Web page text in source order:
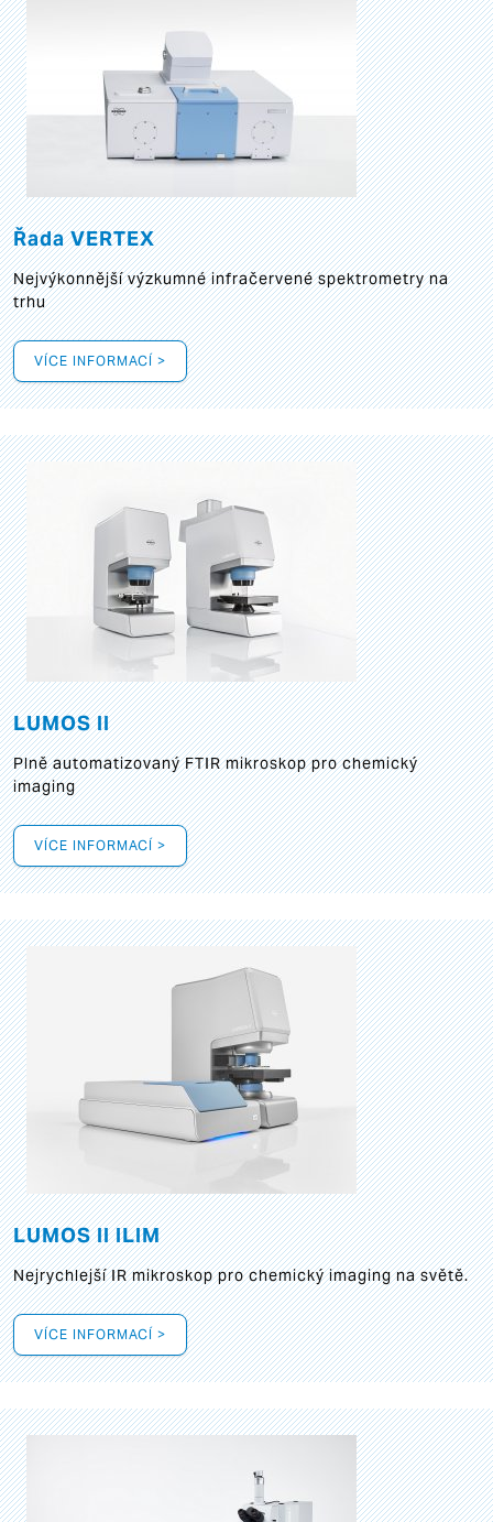
Řada VERTEX
Nejvýkonnější výzkumné infračervené spektrometry na
trhu
VÍCE INFORMACÍ >
LUMOS II
Plně automatizovaný FTIR mikroskop pro chemický
imaging
VÍCE INFORMACÍ >
LUMOS II ILIM
Nejrychlejší IR mikroskop pro chemický imaging na světě.
VÍCE INFORMACÍ >